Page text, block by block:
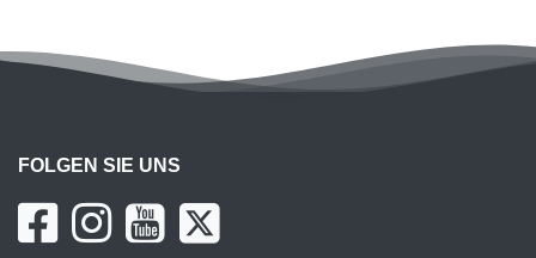
FOLGEN SIE UNS